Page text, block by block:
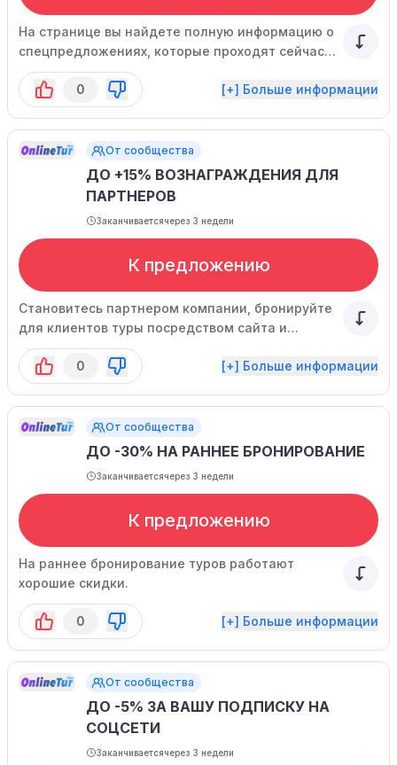
На странице вы найдете полную информацию о
спецпредложениях, которые проходят сейчас
на сайте.
0
[+] Больше информации
От сообщества
ДО +15% ВОЗНАГРАЖДЕНИЯ ДЛЯ
ПАРТНЕРОВ
Заканчиваетсячерез 3 недели
К предложению
Становитесь партнером компании, бронируйте
для клиентов туры посредством сайта и
получайте доход!
0
[+] Больше информации
От сообщества
ДО -30% НА РАННЕЕ БРОНИРОВАНИЕ
Заканчиваетсячерез 3 недели
К предложению
На раннее бронирование туров работают
хорошие скидки.
0 [+] Больше информации
От сообщества
ДО -5% ЗА ВАШУ ПОДПИСКУ НА
СОЦСЕТИ
Заканчиваетсячерез 3 недели